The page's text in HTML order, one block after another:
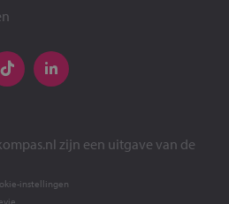
zijn een uitgave van de
instellingen